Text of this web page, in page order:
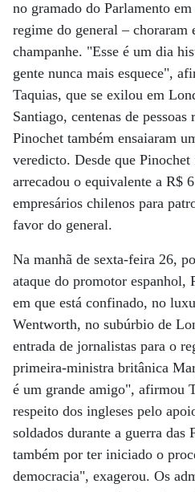
no gramado do Parlamento
regime do general – choraram
champanhe. "Esse é um dia
gente nunca mais esquece",
Taquias, que se exilou em
Santiago, centenas de pessoas
Pinochet também ensaiaram
veredicto. Desde que
arrecadou o equivalente a R$
empresários chilenos para
favor do general.
Na manhã de sexta-feira 26,
ataque do promotor espanhol,
em que está confinado, no
Wentworth, no subúrbio de
entrada de jornalistas para o
primeira-ministra britânica
é um grande amigo", afirmou
respeito dos ingleses pelo
soldados durante a guerra
também por ter iniciado o
democracia", exagerou. Os